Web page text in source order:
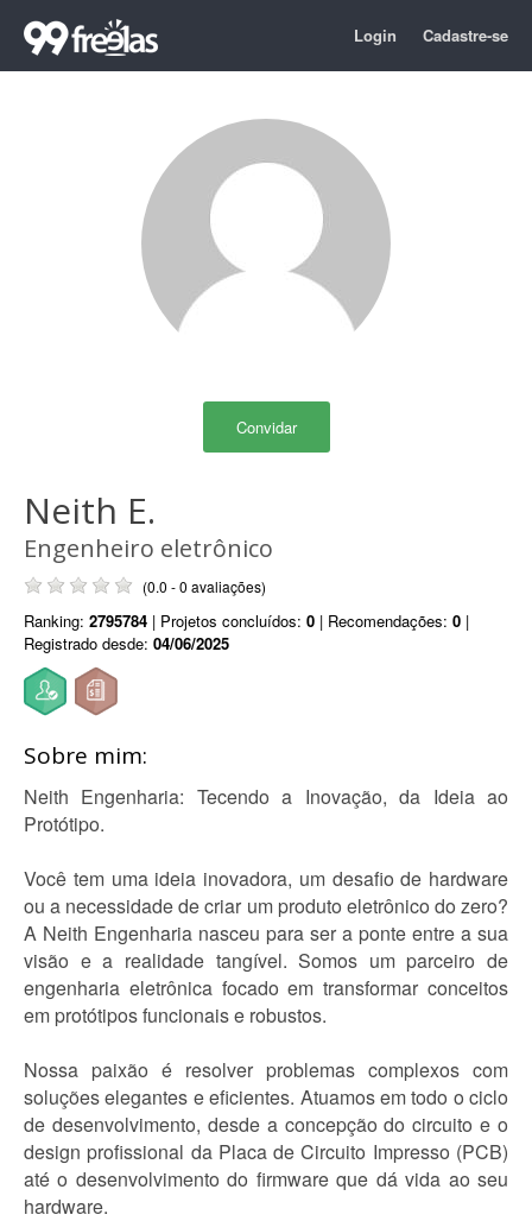
Login Cadastre-se
Convidar
Neith E.
Engenheiro eletrônico
(0.0 - 0 avaliações)
Ranking: 2795784 | Projetos concluídos: 0 | Recomendações: 0 |
Registrado desde: 04/06/2025
Sobre mim:
Neith Engenharia: Tecendo a Inovação, da Ideia ao
Protótipo.
Você tem uma ideia inovadora, um desafio de hardware
ou a necessidade de criar um produto eletrônico do zero?
A Neith Engenharia nasceu para ser a ponte entre a sua
visão e a realidade tangível. Somos um parceiro de
engenharia eletrônica focado em transformar conceitos
em protótipos funcionais e robustos.
Nossa paixão é resolver problemas complexos com
soluções elegantes e eficientes. Atuamos em todo o ciclo
de desenvolvimento, desde a concepção do circuito e o
design profissional da Placa de Circuito Impresso (PCB)
até o desenvolvimento do firmware que dá vida ao seu
hardware.